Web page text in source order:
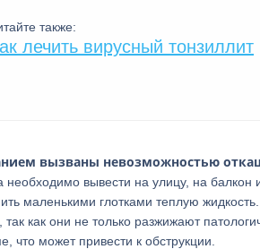
также:
лечить вирусный тонзиллит
вызваны невозможностью
необходимо вывести на улицу, на
маленькими глотками теплую
как они не только разжижают
что может привести к обструкции.